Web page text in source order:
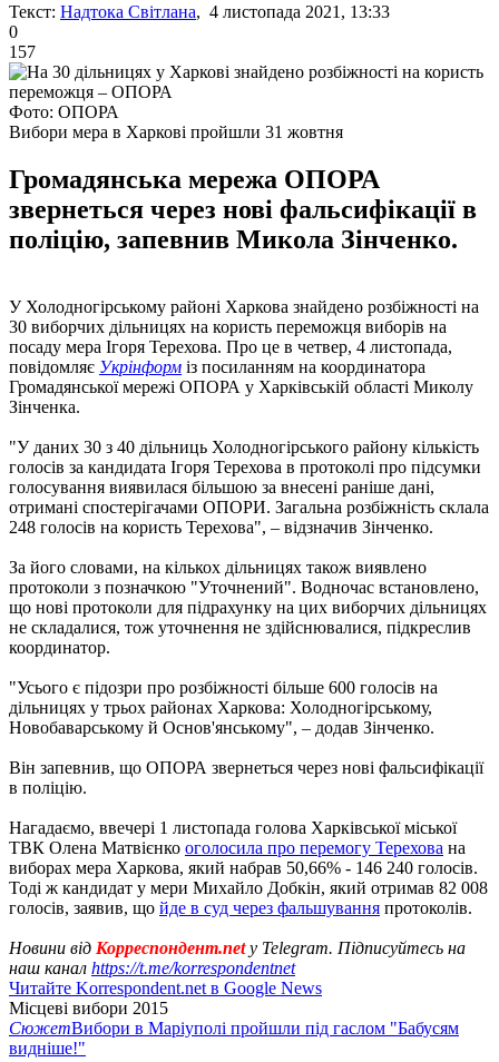
Текст: Надтока Світлана, 4 листопада 2021, 13:33
0
157
Фото: ОПОРА
Вибори мера в Харкові пройшли 31 жовтня
Громадянська мережа ОПОРА
звернеться через нові фальсифікації в
поліцію, запевнив Микола Зінченко.
У Холодногірському районі Харкова знайдено розбіжності на
30 виборчих дільницях на користь переможця виборів на
посаду мера Ігоря Терехова. Про це в четвер, 4 листопада,
повідомляє Укрінформ із посиланням на координатора
Громадянської мережі ОПОРА у Харківській області Миколу
Зінченка.
"У даних 30 з 40 дільниць Холодногірського району кількість
голосів за кандидата Ігоря Терехова в протоколі про підсумки
голосування виявилася більшою за внесені раніше дані,
отримані спостерігачами ОПОРИ. Загальна розбіжність склала
248 голосів на користь Терехова", – відзначив Зінченко.
За його словами, на кількох дільницях також виявлено
протоколи з позначкою "Уточнений". Водночас встановлено,
що нові протоколи для підрахунку на цих виборчих дільницях
не складалися, тож уточнення не здійснювалися, підкреслив
координатор.
"Усього є підозри про розбіжності більше 600 голосів на
дільницях у трьох районах Харкова: Холодногірському,
Новобаварському й Основ'янському", – додав Зінченко.
Він запевнив, що ОПОРА звернеться через нові фальсифікації
в поліцію.
Нагадаємо, ввечері 1 листопада голова Харківської міської
ТВК Олена Матвієнко оголосила про перемогу Терехова на
виборах мера Харкова, який набрав 50,66% - 146 240 голосів.
Тоді ж кандидат у мери Михайло Добкін, який отримав 82 008
голосів, заявив, що йде в суд через фальшування протоколів.
Новини від Корреспондент.netу Telegram. Підписуйтесь на
наш канал https://t.me/korrespondentnet
Читайте Korrespondent.net в Google News
Місцеві вибори 2015
СюжетВибори в Маріуполі пройшли під гаслом "Бабусям
видніше!"